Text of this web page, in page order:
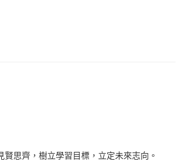
思齊，樹立學習目標，立定未來志向。